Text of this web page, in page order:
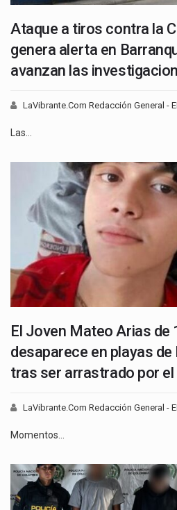
Ataque a tiros contra la
genera alerta en
avanzan las
LaVibrante.Com Redacción General -
Las…
El Joven Mateo Arias de
desaparece en playas
tras ser arrastrado por
LaVibrante.Com Redacción General -
Momentos…